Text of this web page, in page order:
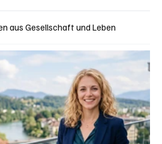
aus Gesellschaft und Leben